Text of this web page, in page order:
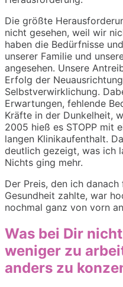
Die größte
nicht gesehen, weil wir
haben die Bedürfnisse
unserer Familie und
angesehen. Unsere
Erfolg der
Selbstverwirklichung.
Erwartungen, fehlende
Kräfte in der Dunkelheit,
2005 hieß es STOPP mit
langen Klinikaufenthalt.
deutlich gezeigt, was ich
Nichts ging mehr.
Der Preis, den ich
Gesundheit zahlte, war
nochmal ganz von vorn
Was bei Dir
weniger zu
anders zu